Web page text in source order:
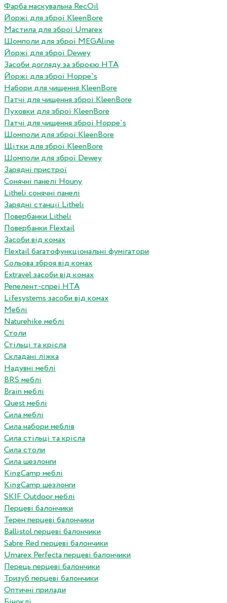
Фарба маскувальна RecOil
Йоржі для зброї KleenBore
Мастила для зброї Umarex
Шомполи для зброї MEGAline
Йоржі для зброї Dewey
Засоби догляду за зброєю HTA
Йоржі для зброї Hoppe`s
Набори для чищення KleenBore
Патчі для чищення зброї KleenBore
Пуховки для зброї KleenBore
Патчі для чищення зброї Hoppe`s
Шомполи для зброї KleenBore
Щітки для зброї KleenBore
Шомполи для зброї Dewey
Зарядні пристрої
Сонячні панелі Houny
Litheli сонячні панелі
Зарядні станції Litheli
Повербанки Litheli
Повербанки Flextail
Засоби від комах
Flextail багатофункціональні фумігатори
Сольова зброя від комах
Extravel засоби від комах
Репелент-спреї HTA
Lifesystems засоби від комах
Меблі
Naturehike меблі
Столи
Стільці та крісла
Складані ліжка
Надувні меблі
BRS меблі
Brain меблі
Quest меблі
Сила меблі
Сила набори меблів
Сила стільці та крісла
Сила столи
Сила шезлонги
KingCamp меблі
KingCamp шезлонги
SKIF Outdoor меблі
Перцеві балончики
Терен перцеві балончики
Ballistol перцеві балончики
Sabre Red перцеві балончики
Umarex Perfecta перцеві балончики
Перець перцеві балончики
Тризуб перцеві балончики
Оптичні прилади